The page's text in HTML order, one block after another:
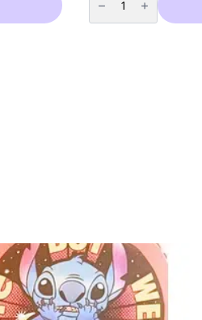
Парти
салфетки